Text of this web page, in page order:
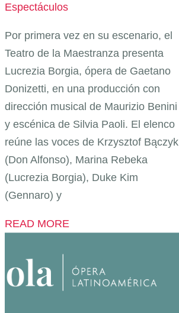
Espectáculos
Por primera vez en su escenario, el
Teatro de la Maestranza presenta
Lucrezia Borgia, ópera de Gaetano
Donizetti, en una producción con
dirección musical de Maurizio Benini
y escénica de Silvia Paoli. El elenco
reúne las voces de Krzysztof Bączyk
(Don Alfonso), Marina Rebeka
(Lucrezia Borgia), Duke Kim
(Gennaro) y
READ MORE